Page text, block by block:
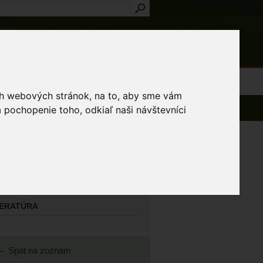
webových stránok, na to, aby sme vám
toho, odkiaľ naši návštevníci
Spät na zoznam